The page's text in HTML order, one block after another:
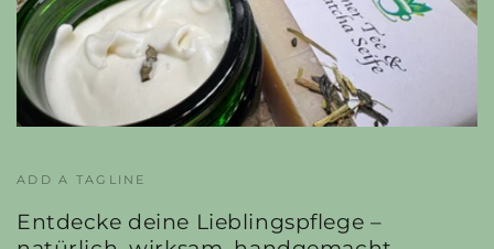
ADD A TAGLINE
Entdecke deine Lieblingspflege –